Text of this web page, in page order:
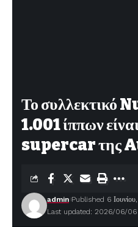
Το συλλεκτικό
1.001 ίππων
supercar της
Last updated: 2026/06/
admin Published 6